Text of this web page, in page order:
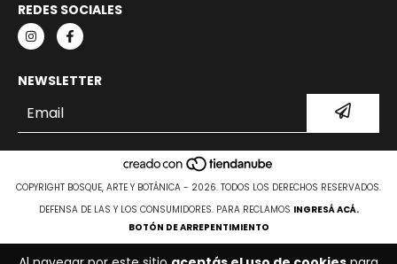
REDES SOCIALES
NEWSLETTER
COPYRIGHT BOSQUE, ARTE Y BOTÁNICA - 2026. TODOS LOS DERECHOS RESERVADOS.
DEFENSA DE LAS Y LOS CONSUMIDORES. PARA RECLAMOS INGRESÁ ACÁ.
BOTÓN DE ARREPENTIMIENTO